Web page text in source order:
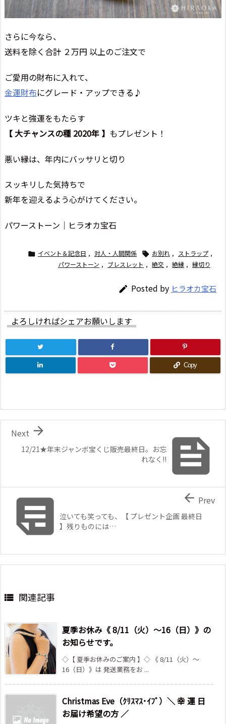
さらに今なら、
送料を除く合計 ２万円 以上のご注文で
ご愛用の財布に入れて、
金運財布にグレード・アップできる♪
ツキと強運をもたらす
【 大チャンスの種 2020年 】 もプレゼント！
悪い縁は、年内にバッサリと切り
スッキリした気持ちで
新年を迎えるよう心がけてください。
パワーストーン｜ヒラオカ宝石
 イベント＆記念日 , 対人・人間関係  お別れ , ストラップ ,
パワーストーン , ブレスレット , 絶交 , 絶縁 , 縁切り
 Posted by ヒラオカ宝石
よろしければシェアお願いします
Copy

12/21★年末ジャンボ宝くじ販売最終日。お忘
れなく!!

Next
泣いても笑っても、【 プレゼント企画 最終日
】残りものには…
 Prev
 関連記事
夏季お休み《 8/11（火）～16（日）》の
お知らせです。
◇【 夏季お休みのご案内 】◇ 《 8/11（火）～
16（日）》は 発送業務をお ...
Christmas Eve（ｸﾘｽﾏｽ･ｲﾌﾞ）＼ 幸 運 日
お届け希望の方 ／